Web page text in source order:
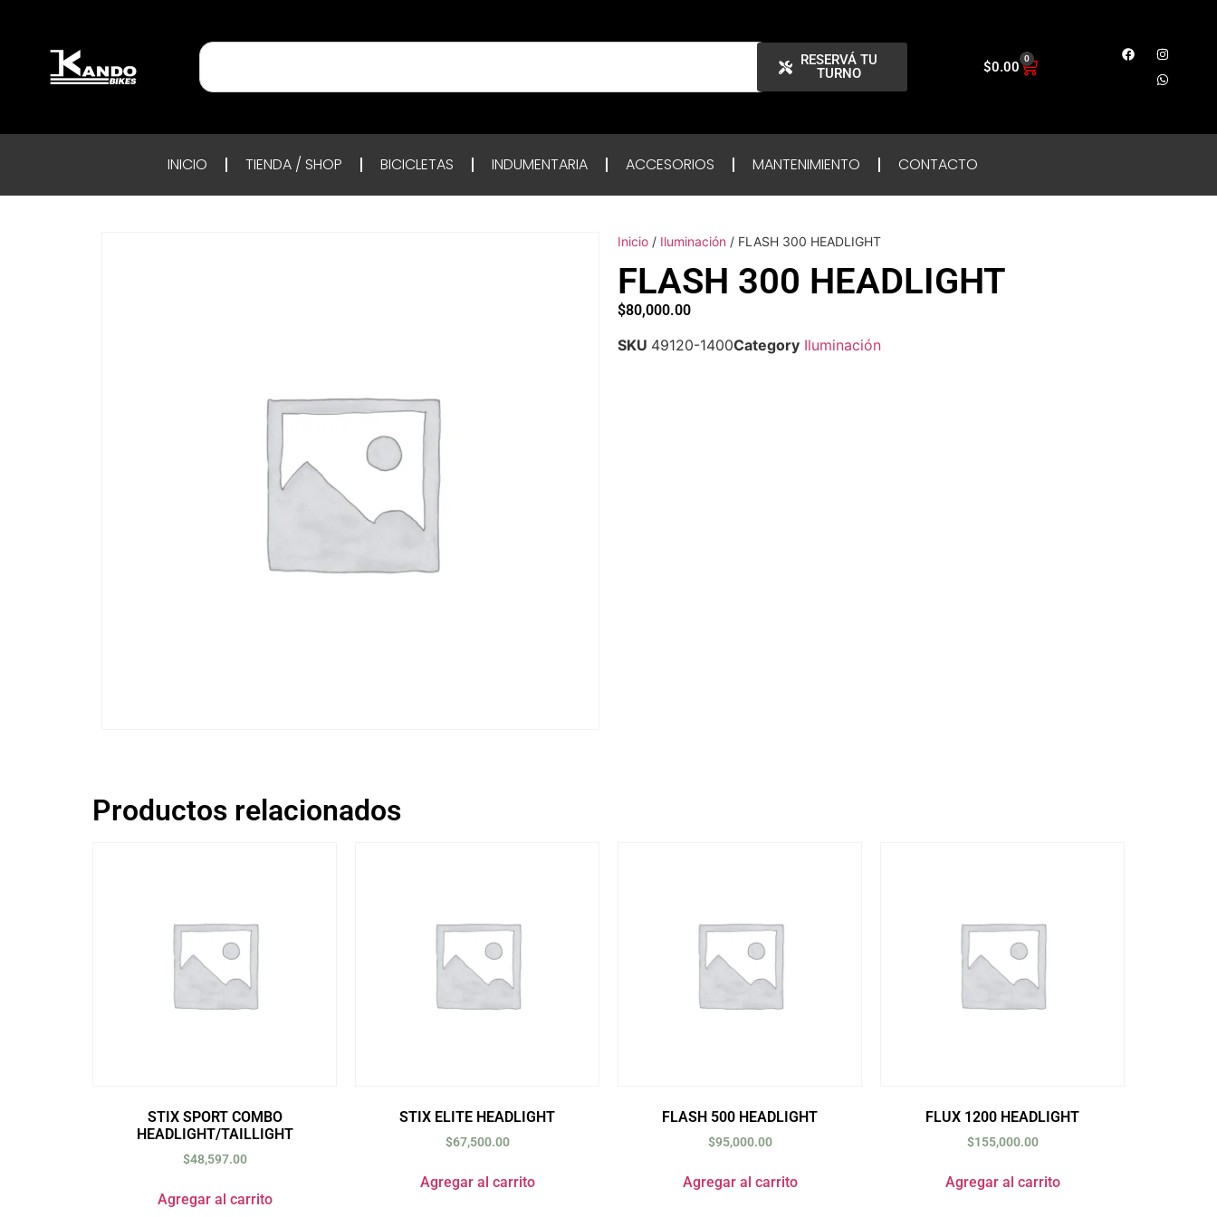
RESERVÁ TU
TURNO
$0.00 0
INICIO TIENDA / SHOP BICICLETAS INDUMENTARIA ACCESORIOS MANTENIMIENTO CONTACTO
Inicio / Iluminación / FLASH 300 HEADLIGHT
FLASH 300 HEADLIGHT
$80,000.00
SKU 49120-1400Category Iluminación
Productos relacionados
STIX SPORT COMBO
HEADLIGHT/TAILLIGHT
$48,597.00
Agregar al carrito
STIX ELITE HEADLIGHT
$67,500.00
Agregar al carrito
FLASH 500 HEADLIGHT
$95,000.00
Agregar al carrito
FLUX 1200 HEADLIGHT
$155,000.00
Agregar al carrito